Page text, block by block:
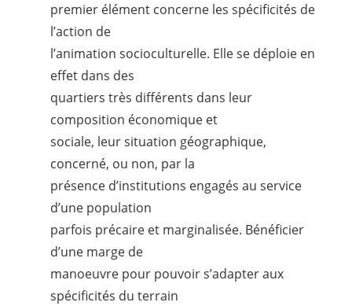
premier élément concerne les spécificités de
l’action de
l’animation socioculturelle. Elle se déploie en
effet dans des
quartiers très différents dans leur
composition économique et
sociale, leur situation géographique,
concerné, ou non, par la
présence d’institutions engagés au service
d’une population
parfois précaire et marginalisée. Bénéficier
d’une marge de
manoeuvre pour pouvoir s’adapter aux
spécificités du terrain